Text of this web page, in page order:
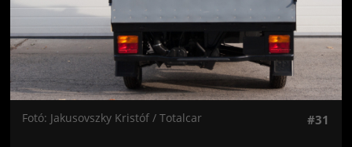
Fotó: Jakusovszky Kristóf / Totalcar #31